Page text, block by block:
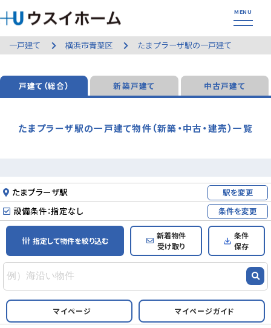
一戸建て 横浜市青葉区 たまプラーザ駅の一戸建て
戸建て（総合） 新築戸建て 中古戸建て
たまプラーザ駅の一戸建て物件（新築・中古・建売）一覧
たまプラーザ駅 駅を変更
設備条件：指定なし 条件を変更
指定して物件を絞り込む
新着物件
受け取り
条件
保存
マイページ マイページガイド